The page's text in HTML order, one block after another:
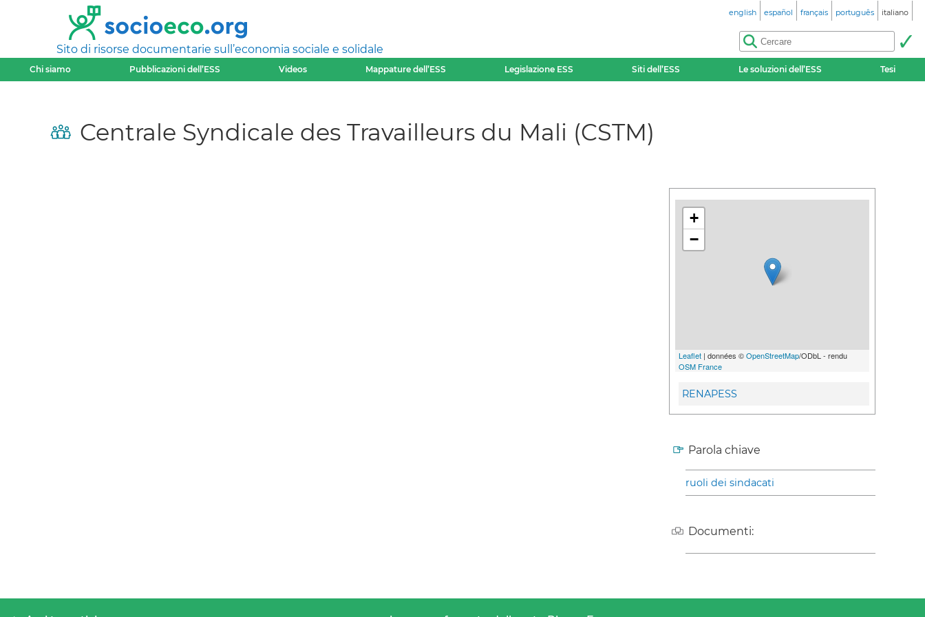
Sito di risorse documentarie sull’economia sociale e solidale
english español français português italiano
Chi siamo Pubblicazioni dell’ESS Videos Mappature dell’ESS Legislazione ESS Siti dell’ESS Le soluzioni dell’ESS Tesi
Centrale Syndicale des Travailleurs du Mali (CSTM)
+
−
Leaflet | données ©OpenStreetMap/ODbL - rendu
OSM France
RENAPESS
Parola chiave
ruoli dei sindacati
Documenti: